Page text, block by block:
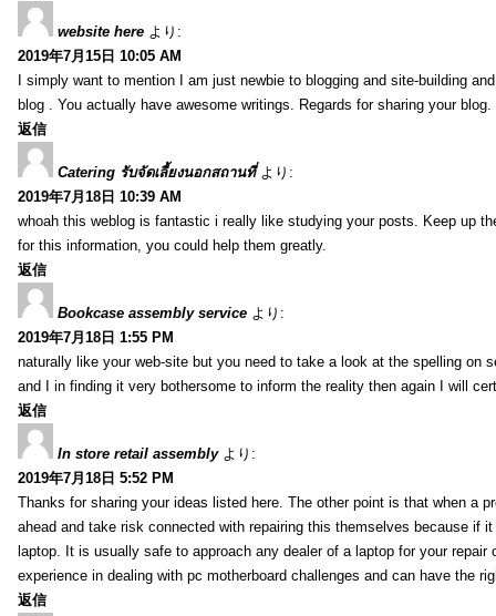
website here より:
2019年7月15日 10:05 AM
I simply want to mention I am just newbie to blogging and site-building
blog . You actually have awesome writings. Regards for sharing your blog.
返信
Catering รับจัดเลี้ยงนอกสถานที่ より:
2019年7月18日 10:39 AM
whoah this weblog is fantastic i really like studying your posts. Keep up
for this information, you could help them greatly.
返信
Bookcase assembly service より:
2019年7月18日 1:55 PM
naturally like your web-site but you need to take a look at the spelling on
and I in finding it very bothersome to inform the reality then again I will
返信
In store retail assembly より:
2019年7月18日 5:52 PM
Thanks for sharing your ideas listed here. The other point is that when a
ahead and take risk connected with repairing this themselves because if
laptop. It is usually safe to approach any dealer of a laptop for your
experience in dealing with pc motherboard challenges and can have the
返信